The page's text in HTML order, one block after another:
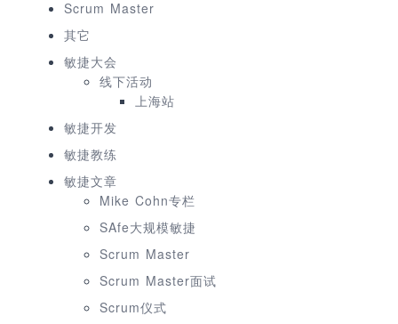
Scrum Master
其它
敏捷大会
线下活动
上海站
敏捷开发
敏捷教练
敏捷文章
Mike Cohn专栏
SAfe大规模敏捷
Scrum Master
Scrum Master面试
Scrum仪式